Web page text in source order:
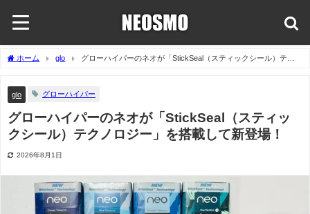
ホーム glo
グローハイパーのネオが「StickSeal（スティックシール）テク
glo グローハイパー
グローハイパーのネオが「StickSeal（スティッ
クシール）テクノロジー」を搭載して新登場！
2026年8月1日